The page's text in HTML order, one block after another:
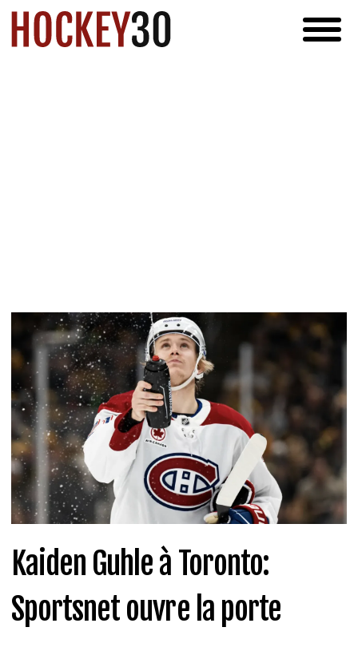
Kaiden Guhle à Toronto:
Sportsnet ouvre la porte